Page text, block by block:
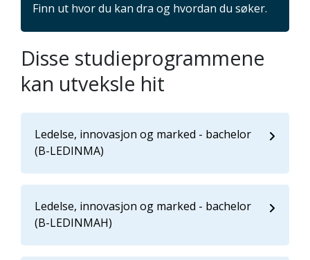
Finn ut hvor du kan dra og hvordan du søker.
Disse studieprogrammene
kan utveksle hit
Ledelse, innovasjon og marked - bachelor
(B-LEDINMA)
Ledelse, innovasjon og marked - bachelor
(B-LEDINMAH)